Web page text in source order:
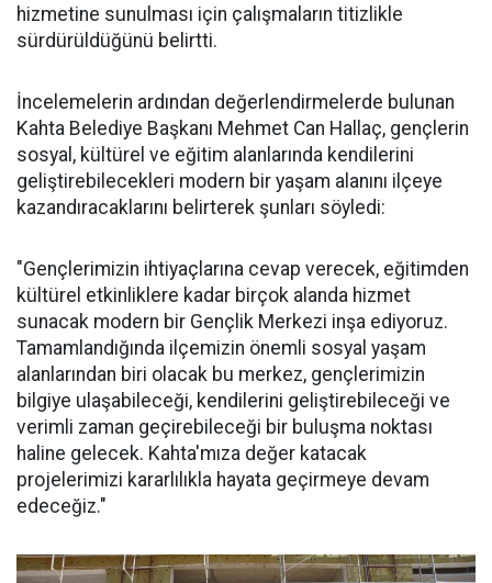
hizmetine sunulması için çalışmaların titizlikle
sürdürüldüğünü belirtti.
İncelemelerin ardından değerlendirmelerde bulunan
Kahta Belediye Başkanı Mehmet Can Hallaç, gençlerin
sosyal, kültürel ve eğitim alanlarında kendilerini
geliştirebilecekleri modern bir yaşam alanını ilçeye
kazandıracaklarını belirterek şunları söyledi:
"Gençlerimizin ihtiyaçlarına cevap verecek, eğitimden
kültürel etkinliklere kadar birçok alanda hizmet
sunacak modern bir Gençlik Merkezi inşa ediyoruz.
Tamamlandığında ilçemizin önemli sosyal yaşam
alanlarından biri olacak bu merkez, gençlerimizin
bilgiye ulaşabileceği, kendilerini geliştirebileceği ve
verimli zaman geçirebileceği bir buluşma noktası
haline gelecek. Kahta'mıza değer katacak
projelerimizi kararlılıkla hayata geçirmeye devam
edeceğiz."